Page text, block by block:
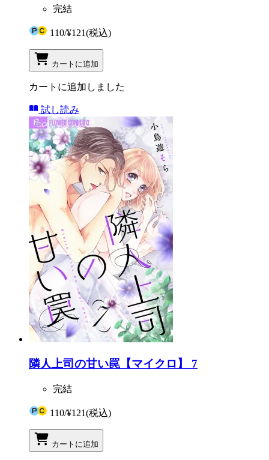
完結
110/¥121(税込)
カートに追加
カートに追加しました
試し読み
隣人上司の甘い罠【マイクロ】 7
完結
110/¥121(税込)
カートに追加